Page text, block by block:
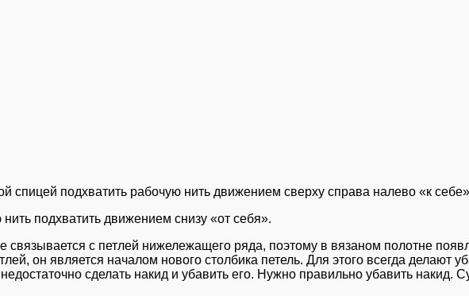
спицей подхватить рабочую нить движением сверху справа налево «к
подхватить движением снизу «от себя».
связывается с петлей нижележащего ряда, поэтому в вязаном полотне
он является началом нового столбика петель. Для этого всегда делают
сделать накид и убавить его. Нужно правильно убавить накид.